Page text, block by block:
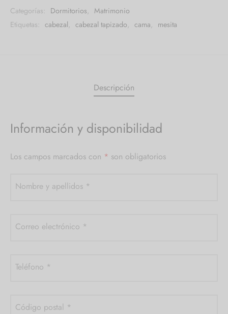
Categorías: Dormitorios, Matrimonio
Etiquetas: cabezal, cabezal tapizado, cama, mesita
Descripción
Información y disponibilidad
Los campos marcados con * son obligatorios
Nombre y apellidos *
Correo electrónico *
Teléfono *
Código postal *